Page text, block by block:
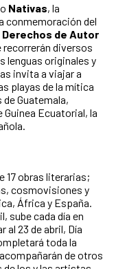
Nativas, la
conmemoración del
de Autor
recorrerán diversos
lenguas originales y
invita a viajar a
playas de la mítica
Guatemala,
Ecuatorial, la
17 obras literarias;
cosmovisiones y
África y España.
sube cada día en
al 23 de abril, Día
toda la
de otros